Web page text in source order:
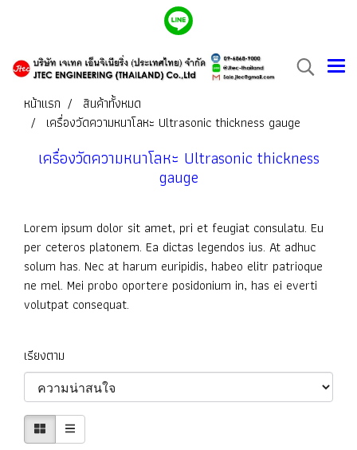
หน้าแรก
สินค้าทั้งหมด
เครื่องวัดความหนาโลหะ Ultrasonic thickness gauge
เครื่องวัดความหนาโลหะ Ultrasonic thickness
gauge
Lorem ipsum dolor sit amet, pri et feugiat consulatu. Eu
per ceteros platonem. Ea dictas legendos ius. At adhuc
solum has. Nec at harum euripidis, habeo elitr patrioque
ne mel. Mei probo oportere posidonium in, has ei everti
volutpat consequat.
เรียงตาม